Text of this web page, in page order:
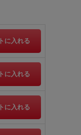
に入れる
に入れる
に入れる